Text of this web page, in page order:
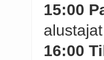
15:00
16:00